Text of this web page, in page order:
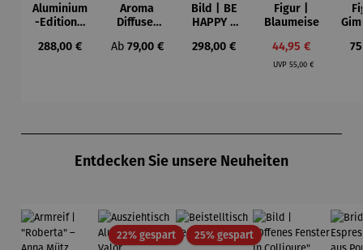
Aluminium
-Edition |
MY LIFE
Regulärer Preis:
288,00 €
Durchschnittliche Bewertung von 4 von 5 Sternen
Aroma
Diffuser
Laterne –
Regulärer Preis:
Ab 79,00 €
Bild | BE
HAPPY –
Pfannsch
Regulärer Preis:
298,00 €
Figur |
Blaumeise
Verkaufspreis:
44,95 €
UVP Regulärer Preis:
55,00 €
Entdecken Sie unsere Neuheiten
22% gespartRabatt25% gespartRabatt